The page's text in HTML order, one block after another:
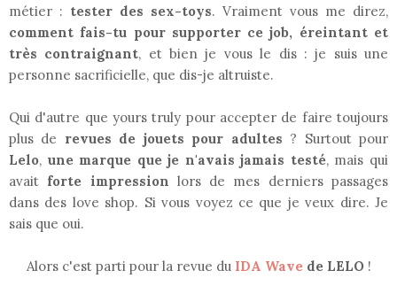
métier : tester des sex-toys. Vraiment vous me direz,
comment fais-tu pour supporter ce job, éreintant et
très contraignant, et bien je vous le dis : je suis une
personne sacrificielle, que dis-je altruiste.
Qui d'autre que yours truly pour accepter de faire toujours
plus de revues de jouets pour adultes ? Surtout pour
Lelo, une marque que je n'avais jamais testé, mais qui
avait forte impression lors de mes derniers passages
dans des love shop. Si vous voyez ce que je veux dire. Je
sais que oui.
Alors c'est parti pour la revue du IDA Wave de LELO!